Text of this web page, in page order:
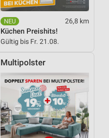
26,8 km
Küchen Preishits!
Gültig bis Fr. 21.08.
Multipolster